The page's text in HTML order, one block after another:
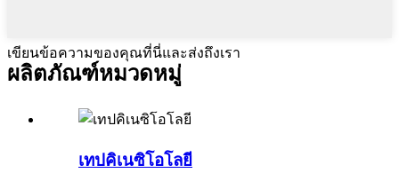
เขียนข้อความของคุณที่นี่และส่งถึงเรา
ผลิตภัณฑ์หมวดหมู่
เทปคิเนซิโอโลยี